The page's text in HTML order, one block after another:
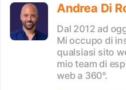
Andrea Di
Dal 2012 ad
Mi occupo di
qualsiasi sito
mio team di
web a 360°.